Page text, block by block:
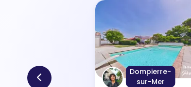
Dompierre-
sur-Mer